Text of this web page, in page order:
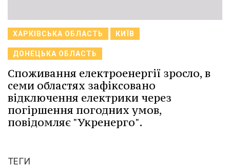
ХАРКІВСЬКА ОБЛАСТЬ КИЇВ
ДОНЕЦЬКА ОБЛАСТЬ
Споживання електроенергії зросло, в
семи областях зафіксовано
відключення електрики через
погіршення погодних умов,
повідомляє "Укренерго".
ТЕГИ